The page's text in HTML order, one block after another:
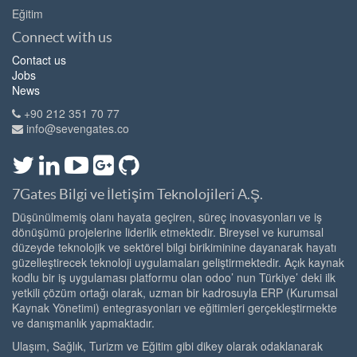
Eğitim
Connect with us
Contact us
Jobs
News
+90 212 351 70 77
info@sevengates.co
7Gates Bilgi ve İletişim Teknolojileri A.Ş.
Düşünülmemiş olanı hayata geçiren, süreç inovasyonları ve iş
dönüşümü projelerine liderlik etmektedir. Bireysel ve kurumsal
düzeyde teknolojik ve sektörel bilgi birikiminine dayanarak hayatı
güzelleştirecek teknoloji uygulamaları geliştirmektedir. Açık kaynak
kodlu bir iş uygulaması platformu olan odoo’ nun Türkiye’ deki ilk
yetkili çözüm ortağı olarak, uzman bir kadrosuyla ERP (Kurumsal
Kaynak Yönetimi) entegrasyonları ve eğitimleri gerçekleştirmekte
ve danışmanlık yapmaktadır.
Ulaşım, Sağlık, Turizm ve Eğitim gibi dikey olarak odaklanarak